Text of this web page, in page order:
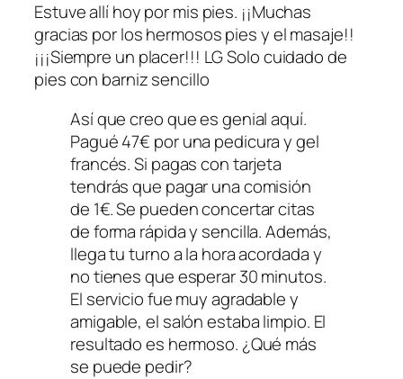
Estuve allí hoy por mis pies. ¡¡Muchas
gracias por los hermosos pies y el masaje!!
¡¡¡Siempre un placer!!! LG Solo cuidado de
pies con barniz sencillo
Así que creo que es genial aquí.
Pagué 47€ por una pedicura y gel
francés. Si pagas con tarjeta
tendrás que pagar una comisión
de 1€. Se pueden concertar citas
de forma rápida y sencilla. Además,
llega tu turno a la hora acordada y
no tienes que esperar 30 minutos.
El servicio fue muy agradable y
amigable, el salón estaba limpio. El
resultado es hermoso. ¿Qué más
se puede pedir?